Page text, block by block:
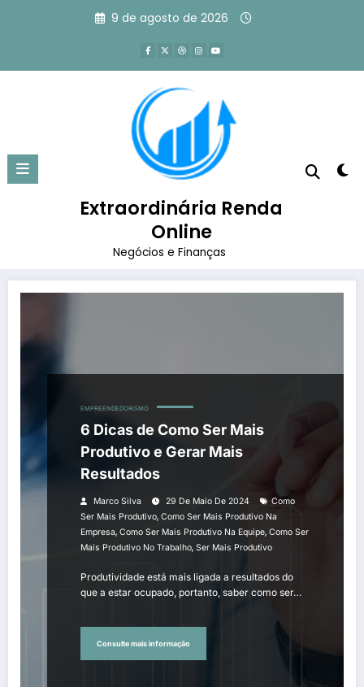
9 de agosto de 2026
Extraordinária Renda
Online
Negócios e Finanças
Tag: como ser mais produtivo no
trabalho
Página inicial como ser mais produtivo no trabalho
EMPREENDEDORISMO
6 Dicas de Como Ser Mais
Produtivo e Gerar Mais
Resultados
Marco Silva 29 De Maio De 2024
Como
Ser Mais Produtivo, Como Ser Mais Produtivo Na
Empresa, Como Ser Mais Produtivo Na Equipe, Como Ser
Mais Produtivo No Trabalho, Ser Mais Produtivo
Produtividade está mais ligada a resultados do
que a estar ocupado, portanto, saber como ser…
Consulte mais informação